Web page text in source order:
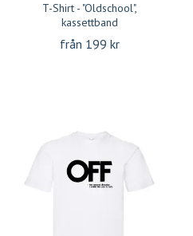
T-Shirt - "Oldschool",
kassettband
från 199 kr